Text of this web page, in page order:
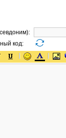
код: